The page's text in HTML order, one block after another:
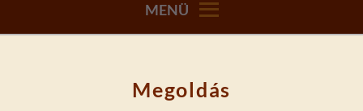
MENÜ
Megoldás